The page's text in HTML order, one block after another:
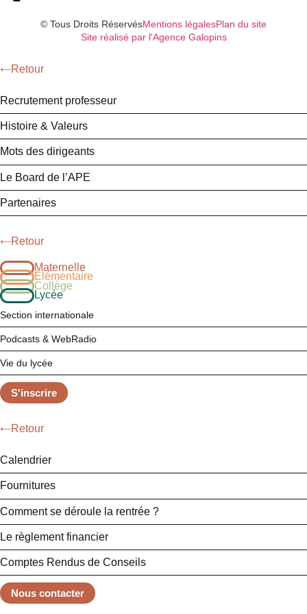
© Tous Droits RéservésMentions légalesPlan du site
Site réalisé par l'Agence Galopins
Retour
Recrutement professeur
Histoire & Valeurs
Mots des dirigeants
Le Board de l’APE
Partenaires
Retour
Maternelle
Élémentaire
Collège
Lycée
Section internationale
Podcasts & WebRadio
Vie du lycée
S'inscrire
Retour
Calendrier
Fournitures
Comment se déroule la rentrée ?
Le règlement financier
Comptes Rendus de Conseils
Nous contacter